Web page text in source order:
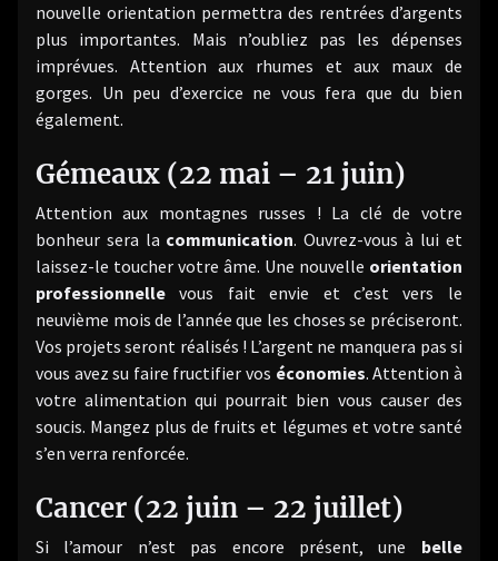
nouvelle orientation permettra des rentrées d’argents
plus importantes. Mais n’oubliez pas les dépenses
imprévues. Attention aux rhumes et aux maux de
gorges. Un peu d’exercice ne vous fera que du bien
également.
Gémeaux (22 mai – 21 juin)
Attention aux montagnes russes ! La clé de votre
bonheur sera la communication. Ouvrez-vous à lui et
laissez-le toucher votre âme. Une nouvelle orientation
professionnelle vous fait envie et c’est vers le
neuvième mois de l’année que les choses se préciseront.
Vos projets seront réalisés ! L’argent ne manquera pas si
vous avez su faire fructifier vos économies. Attention à
votre alimentation qui pourrait bien vous causer des
soucis. Mangez plus de fruits et légumes et votre santé
s’en verra renforcée.
Cancer (22 juin – 22 juillet)
Si l’amour n’est pas encore présent, une belle